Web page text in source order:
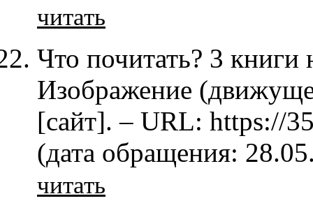
читать
Что почитать? 3
Изображение
[сайт]. – URL: https://
(дата обращения:
читать